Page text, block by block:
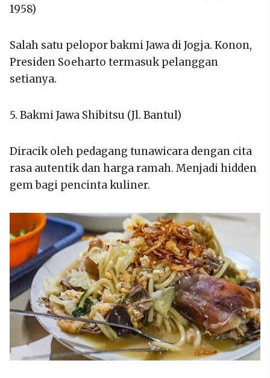
1958)
Salah satu pelopor bakmi Jawa di Jogja. Konon,
Presiden Soeharto termasuk pelanggan
setianya.
5. Bakmi Jawa Shibitsu (Jl. Bantul)
Diracik oleh pedagang tunawicara dengan cita
rasa autentik dan harga ramah. Menjadi hidden
gem bagi pencinta kuliner.